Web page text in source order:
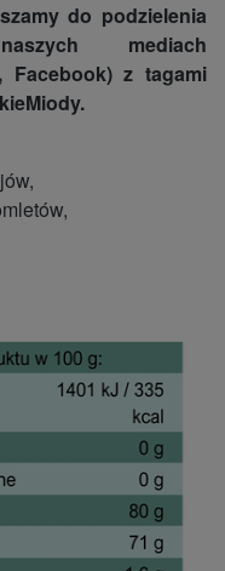
do podzielenia
mediach
Facebook) z tagami